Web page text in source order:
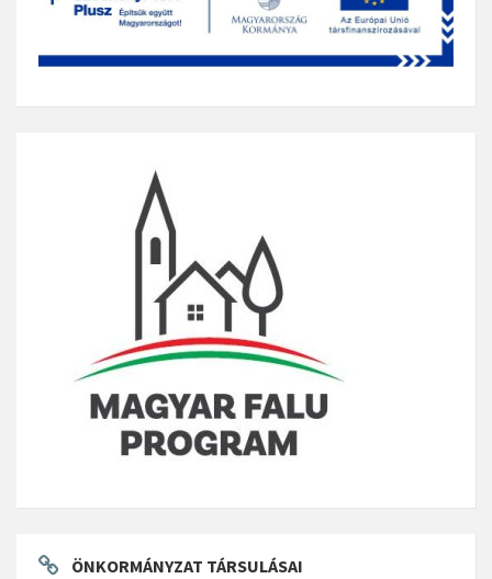
ÖNKORMÁNYZAT TÁRSULÁSAI